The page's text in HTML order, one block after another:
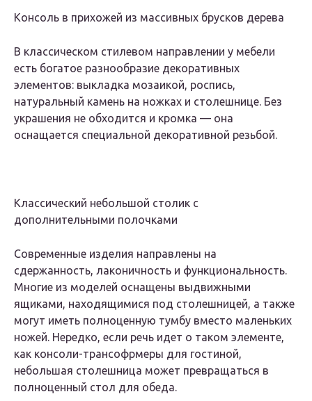
Консоль в прихожей из массивных брусков дерева
В классическом стилевом направлении у мебели
есть богатое разнообразие декоративных
элементов: выкладка мозаикой, роспись,
натуральный камень на ножках и столешнице. Без
украшения не обходится и кромка — она
оснащается специальной декоративной резьбой.
Классический небольшой столик с
дополнительными полочками
Современные изделия направлены на
сдержанность, лаконичность и функциональность.
Многие из моделей оснащены выдвижными
ящиками, находящимися под столешницей, а также
могут иметь полноценную тумбу вместо маленьких
ножей. Нередко, если речь идет о таком элементе,
как консоли-трансофрмеры для гостиной,
небольшая столешница может превращаться в
полноценный стол для обеда.